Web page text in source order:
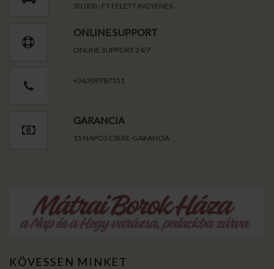
30.000,- FT FELETT INGYENES
ONLINE SUPPORT
ONLINE SUPPORT 24/7
+36309787151
GARANCIA
15 NAPOS CSERE-GARANCIA
KÖVESSEN MINKET